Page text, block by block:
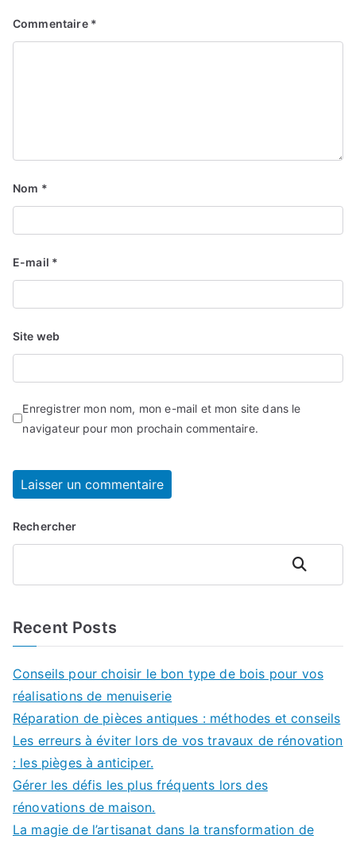
Commentaire *
Nom *
E-mail *
Site web
Enregistrer mon nom, mon e-mail et mon site dans le
navigateur pour mon prochain commentaire.
Rechercher
Rechercher
Recent Posts
Conseils pour choisir le bon type de bois pour vos
réalisations de menuiserie
Réparation de pièces antiques : méthodes et conseils
Les erreurs à éviter lors de vos travaux de rénovation
: les pièges à anticiper.
Gérer les défis les plus fréquents lors des
rénovations de maison.
La magie de l’artisanat dans la transformation de